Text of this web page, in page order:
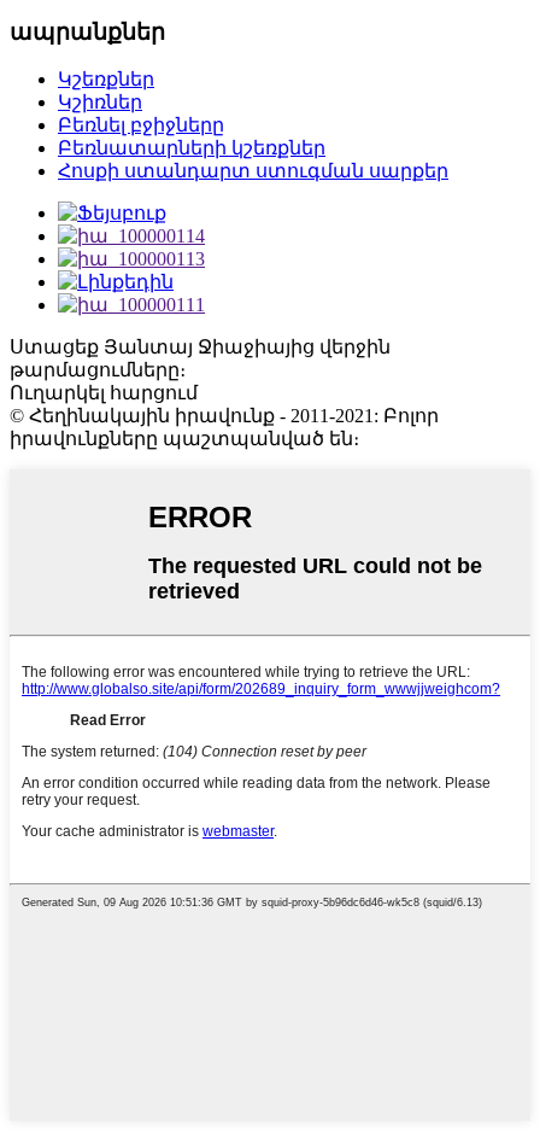
ապրանքներ
Կշեռքներ
Կշիռներ
Բեռնել բջիջները
Բեռնատարների կշեռքներ
Հոսքի ստանդարտ ստուգման սարքեր
Ստացեք Յանտայ Ջիաջիայից վերջին
թարմացումները։
Ուղարկել հարցում
© Հեղինակային իրավունք - 2011-2021: Բոլոր
իրավունքները պաշտպանված են։